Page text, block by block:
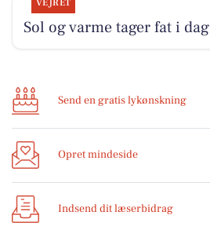
VEJRET
Sol og varme tager fat i dag
Send en gratis lykønskning
Opret mindeside
Indsend dit læserbidrag